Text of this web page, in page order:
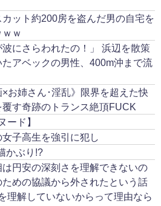
ット約200房を盗んだ男の自宅を
ｗ
にさらわれたの！」 浜辺を散策
アベックの男性、400m沖まで流
×お姉さん･淫乱》限界を超えた快
す奇跡のトランス絶頂FUCK
ード】
子高生を強引に犯し
かぶり!?
は円安の深刻さを理解できないの
めの協議から外されたという話
理解していないからって理由なら